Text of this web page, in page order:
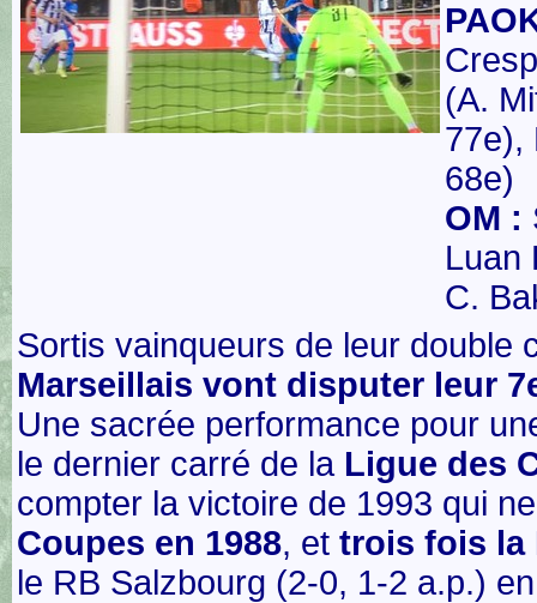
(A.
77e),
68e)
OM :
Luan
C.
Sortis vainqueurs de leur double
Marseillais vont disputer leur
Une sacrée performance pour
le dernier carré de la Ligue des
compter la victoire de 1993 qui
Coupes en 1988, et trois fois la
le RB Salzbourg (2-0, 1-2 a.p.)